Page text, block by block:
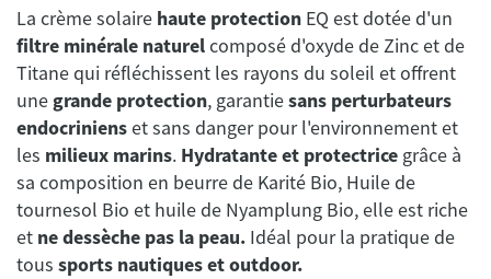
La crème solaire haute protection EQ est dotée d'un
filtre minérale naturelcomposé d'oxyde de Zinc et de
Titane qui réfléchissent les rayons du soleil et offrent
une grande protection, garantiesans perturbateurs
endocrinienset sans danger pour l'environnement et
les milieux marins. Hydratante et protectrice grâce à
sa composition en beurre de Karité Bio, Huile de
tournesol Bio et huile de Nyamplung Bio, elle est riche
et ne dessèche pas la peau. Idéal pour la pratique de
tous sports nautiques et outdoor.